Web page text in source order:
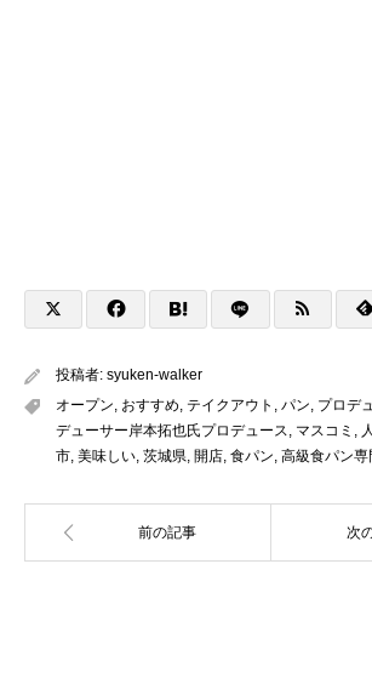
投稿者: syuken-walker
オープン, おすすめ, テイクアウト , パン, プロデ
デューサー岸本拓也氏プロデュース, マスコミ ,
市, 美味しい, 茨城県, 開店, 食パン, 高級食パン専